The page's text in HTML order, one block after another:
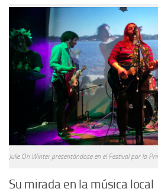
Julie On Winter presentándose en el Festival por la
Su mirada en la música local